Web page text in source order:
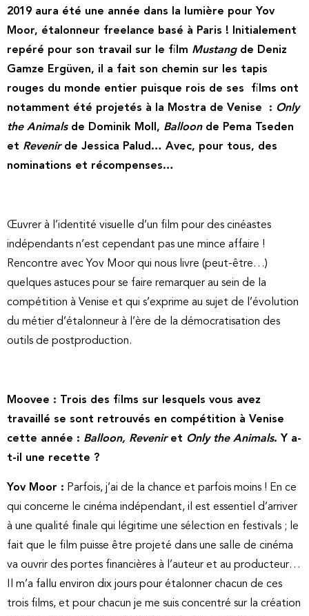
2019 aura été une année dans la lumière pour Yov
Moor, étalonneur freelance basé à Paris ! Initialement
repéré pour son travail sur le film Mustangde Deniz
Gamze Ergüven, il a fait son chemin sur les tapis
rouges du monde entier puisque rois de ses films ont
notamment été projetés à la Mostra de Venise : Only
the Animalsde Dominik Moll, Balloonde Pema Tseden
et Revenirde Jessica Palud… Avec, pour tous, des
nominations et récompenses…
Œuvrer à l’identité visuelle d’un film pour des cinéastes
indépendants n’est cependant pas une mince affaire !
Rencontre avec Yov Moor qui nous livre (peut-être…)
quelques astuces pour se faire remarquer au sein de la
compétition à Venise et qui s’exprime au sujet de l’évolution
du métier d’étalonneur à l’ère de la démocratisation des
outils de postproduction.
Moovee : Trois des films sur lesquels vous avez
travaillé se sont retrouvés en compétition à Venise
cette année : Balloon, Reveniret Only the Animals. Y a-
t-il une recette ?
Yov Moor : Parfois, j’ai de la chance et parfois moins ! En ce
qui concerne le cinéma indépendant, il est essentiel d’arriver
à une qualité finale qui légitime une sélection en festivals ; le
fait que le film puisse être projeté dans une salle de cinéma
va ouvrir des portes financières à l’auteur et au producteur…
Il m’a fallu environ dix jours pour étalonner chacun de ces
trois films, et pour chacun je me suis concentré sur la création